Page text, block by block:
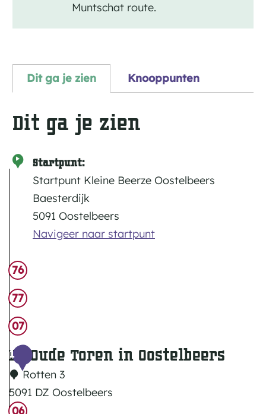
Muntschat route.
p
m
t
e
r
g
r
b
e
e
Dit ga je zien Knooppunten
Dit ga je zien
Startpunt:
Startpunt Kleine Beerze Oostelbeers
Baesterdijk
5091 Oostelbeers
Navigeer naar startpunt
76
77
07
1
De Oude Toren in Oostelbeers
Rotten 3
5091 DZ Oostelbeers
D06